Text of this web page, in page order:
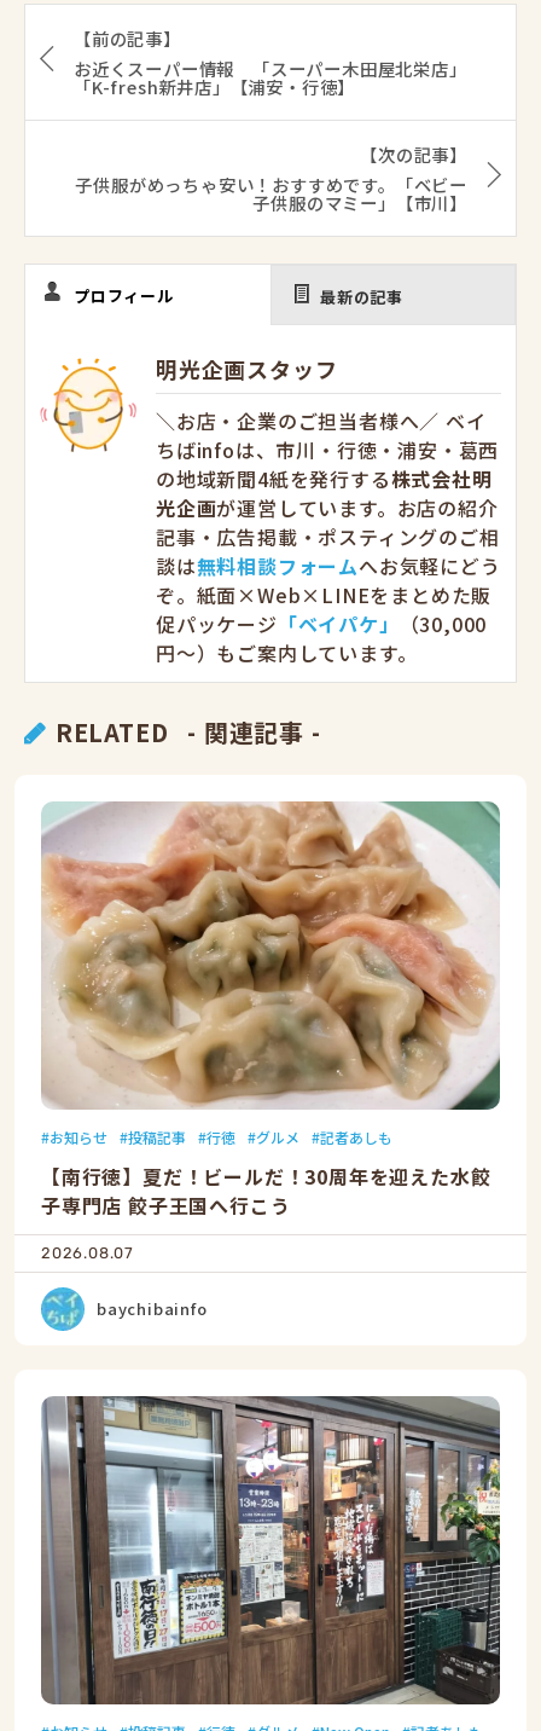
【前の記事】
お近くスーパー情報 「スーパー木田屋北栄店」
「K-fresh新井店」【浦安・行徳】
【次の記事】
子供服がめっちゃ安い！おすすめです。「ベビー
子供服のマミー」【市川】
プロフィール 最新の記事
明光企画スタッフ
＼お店・企業のご担当者様へ／ ベイ
ちばinfoは、市川・行徳・浦安・葛西
の地域新聞4紙を発行する株式会社明
光企画が運営しています。お店の紹介
記事・広告掲載・ポスティングのご相
談は無料相談フォームへお気軽にどう
ぞ。紙面×Web×LINEをまとめた販
促パッケージ 「ベイパケ」
（30,000
円〜）もご案内しています。
RELATED - 関連記事 -
お知らせ 投稿記事 行徳 グルメ 記者あしも
【南行徳】夏だ！ビールだ！30周年を迎えた水餃
子専門店 餃子王国へ行こう
2026.08.07
baychibainfo